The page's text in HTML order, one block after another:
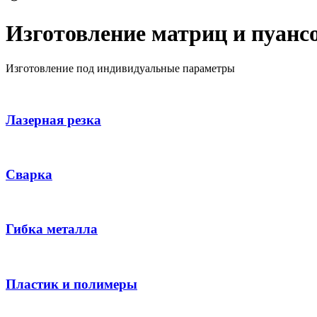
Изготовление матриц и
Изготовление под индивидуальные параметры
Лазерная резка
Сварка
Гибка металла
Пластик и полимеры